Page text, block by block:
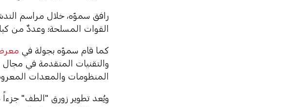
رافق سموّه، خلال مراسم
القوات المسلحة؛ وعددٌ من
كما قام سموّه بجولة في معرض
والتقنيات المتقدمة في
المنظومات والمعدات
ويُعد تطوير زورق "الطف" جزءاً